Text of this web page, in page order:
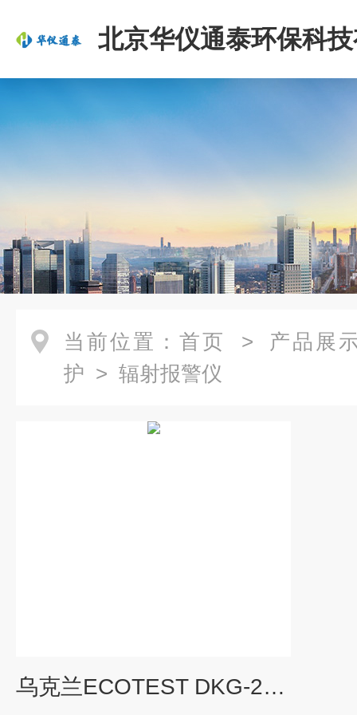
北京华仪通泰环保科
司
当前位置： 首页 > 产品展
护 > 辐射报警仪
乌克兰ECOTEST DKG-21卡片式辐射报警仪